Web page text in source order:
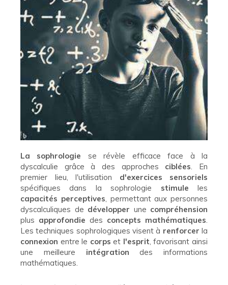
La sophrologie se révèle efficace face à la
dyscalculie grâce à des approches ciblées. En
premier lieu, l'utilisation d'exercices sensoriels
spécifiques dans la sophrologie stimule les
capacités perceptives, permettant aux personnes
dyscalculiques de développer une compréhension
plus approfondie des concepts mathématiques.
Les techniques sophrologiques visent à renforcer la
connexion entre le corps et l'esprit, favorisant ainsi
une meilleure intégrationdes informations
mathématiques.